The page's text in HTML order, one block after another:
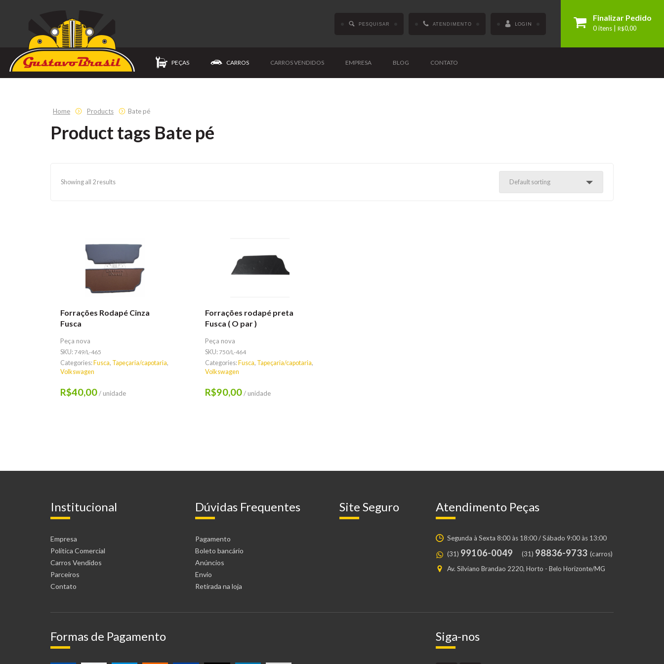
Finalizar Pedido
0 itens | R$0,00
PESQUISAR ATENDIMENTO LOGIN
PEÇAS CARROS CARROS VENDIDOS EMPRESA BLOG CONTATO
Home Products Bate pé
Product tags Bate pé
Showing all 2 results Default sorting
Forrações Rodapé Cinza
Fusca
Peça nova
SKU:749/L-465
Categories: Fusca, Tapeçaria/capotaria,
Volkswagen
R$40,00/ unidade
Forrações rodapé preta
Fusca ( O par )
Peça nova
SKU:750/L-464
Categories: Fusca, Tapeçaria/capotaria,
Volkswagen
R$90,00/ unidade
Institucional
Empresa
Política Comercial
Carros Vendidos
Parceiros
Contato
Dúvidas Frequentes
Pagamento
Boleto bancário
Anúncios
Envio
Retirada na loja
Site Seguro Atendimento Peças
Segunda à Sexta 8:00 às 18:00 / Sábado 9:00 às 13:00
(31) 99106-0049 (31) 98836-9733 (carros)
Av. Silviano Brandao 2220, Horto - Belo Horizonte/MG
Formas de Pagamento Siga-nos